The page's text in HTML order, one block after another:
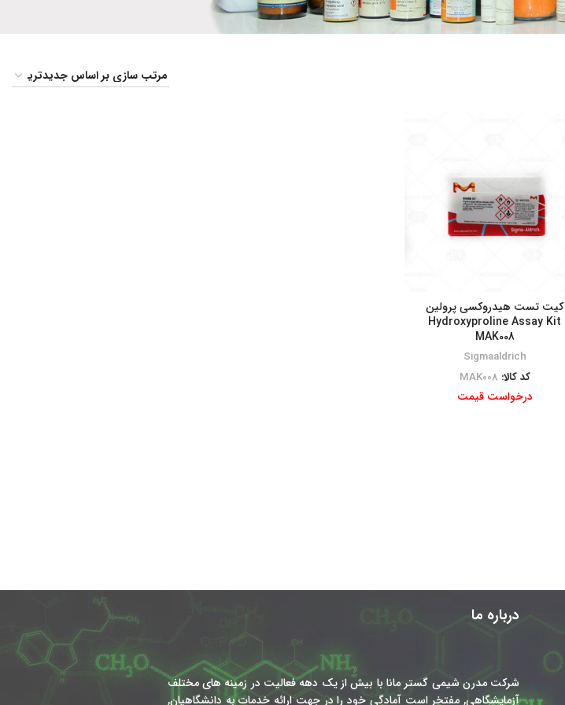
کیت تست هیدروکسی پرولین
Hydroxyproline Assay Kit
MAK008
Sigmaaldrich
کد کالا: MAK008
درخواست قیمت
درباره ما
شرکت مدرن شیمی گستر مانا با بیش از یک دهه فعالیت در زمینه های مختلف
آزمایشگاهی, مفتخر است آمادگی خود را در جهت ارائه خدمات به دانشگاهیان,